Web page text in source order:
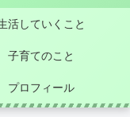
活していくこと
子育てのこと
プロフィール